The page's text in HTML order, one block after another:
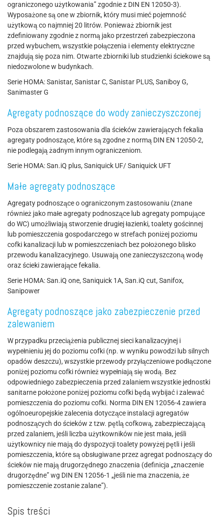
ograniczonego użytkowania” zgodnie z DIN EN 12050-3).
Wyposażone są one w zbiornik, który musi mieć pojemność
użytkową co najmniej 20 litrów. Ponieważ zbiornik jest
zdefiniowany zgodnie z normą jako przestrzeń zabezpieczona
przed wybuchem, wszystkie połączenia i elementy elektryczne
znajdują się poza nim. Otwarte zbiorniki lub studzienki ściekowe są
niedozwolone w budynkach.
Serie HOMA: Sanistar, Sanistar C, Sanistar PLUS, Saniboy G,
Sanimaster G
Agregaty podnoszące do wody zanieczyszczonej
Poza obszarem zastosowania dla ścieków zawierających fekalia
agregaty podnoszące, które są zgodne z normą DIN EN 12050-2,
nie podlegają żadnym innym ograniczeniom.
Serie HOMA: San.iQ plus, Saniquick UF/ Saniquick UFT
Małe agregaty podnoszące
Agregaty podnoszące o ograniczonym zastosowaniu (znane
również jako małe agregaty podnoszące lub agregaty pompujące
do WC) umożliwiają stworzenie drugiej łazienki, toalety gościnnej
lub pomieszczenia gospodarczego w strefach poniżej poziomu
cofki kanalizacji lub w pomieszczeniach bez położonego blisko
przewodu kanalizacyjnego. Usuwają one zanieczyszczoną wodę
oraz ścieki zawierające fekalia.
Serie HOMA: San.iQ one, Saniquick 1A, San.iQ cut, Sanifox,
Sanipower
Agregaty podnoszące jako zabezpieczenie przed
zalewaniem
W przypadku przeciążenia publicznej sieci kanalizacyjnej i
wypełnieniu jej do poziomu cofki (np. w wyniku powodzi lub silnych
opadów deszczu), wszystkie przewody przyłączeniowe podłączone
poniżej poziomu cofki również wypełniają się wodą. Bez
odpowiedniego zabezpieczenia przed zalaniem wszystkie jednostki
sanitarne położone poniżej poziomu cofki będą wybijać i zalewać
pomieszczenia do poziomu cofki. Norma DIN EN 12056-4 zawiera
ogólnoeuropejskie zalecenia dotyczące instalacji agregatów
podnoszących do ścieków z tzw. pętlą cofkową, zabezpieczającą
przed zalaniem, jeśli liczba użytkowników nie jest mała, jeśli
użytkownicy nie mają do dyspozycji toalety powyżej pętli i jeśli
pomieszczenia, które są obsługiwane przez agregat podnoszący do
ścieków nie mają drugorzędnego znaczenia (definicja „znaczenie
drugorzędne” wg DIN EN 12056-1 „jeśli nie ma znaczenia, że
pomieszczenie zostanie zalane”).
Spis treści